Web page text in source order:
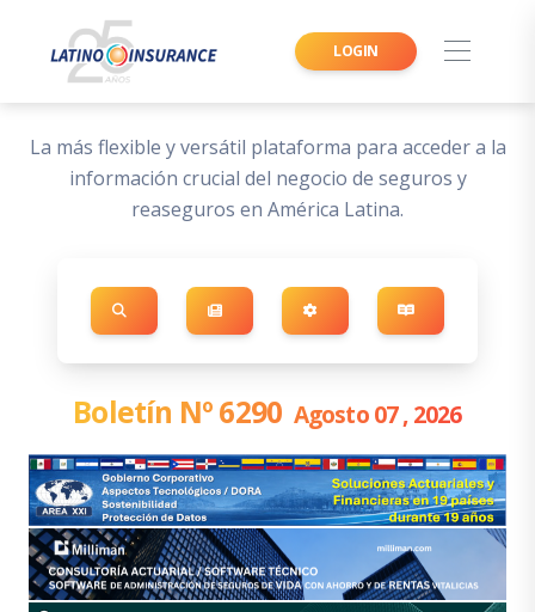
LOGIN
La más flexible y versátil plataforma para acceder a la
información crucial del negocio de seguros y
reaseguros en América Latina.
Boletín Nº 6290 Agosto 07 , 2026